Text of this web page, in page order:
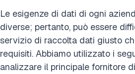
Le esigenze di dati di ogni
diverse; pertanto, può essere
servizio di raccolta dati giusto
requisiti. Abbiamo utilizzato i
analizzare il principale fornitore